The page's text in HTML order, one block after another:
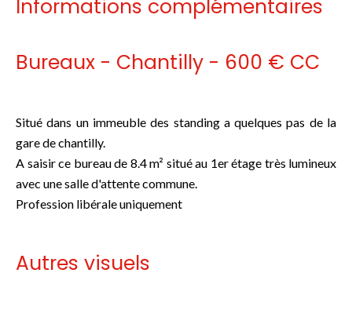
Informations complémentaires
Bureaux - Chantilly - 600 € CC
Situé dans un immeuble des standing a quelques pas de la
gare de chantilly.
A saisir ce bureau de 8.4 m² situé au 1er étage très lumineux
avec une salle d'attente commune.
Profession libérale uniquement
Autres visuels